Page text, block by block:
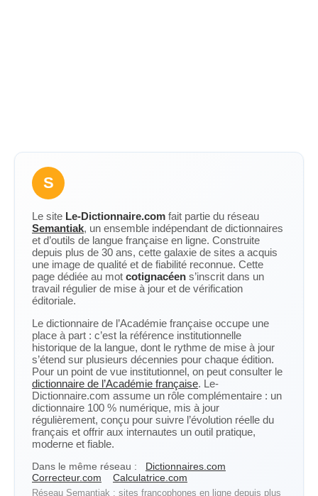
S
Le site Le-Dictionnaire.com fait partie du réseau
Semantiak, un ensemble indépendant de dictionnaires
et d’outils de langue française en ligne. Construite
depuis plus de 30 ans, cette galaxie de sites a acquis
une image de qualité et de fiabilité reconnue. Cette
page dédiée au mot cotignacéen s’inscrit dans un
travail régulier de mise à jour et de vérification
éditoriale.
Le dictionnaire de l’Académie française occupe une
place à part : c’est la référence institutionnelle
historique de la langue, dont le rythme de mise à jour
s’étend sur plusieurs décennies pour chaque édition.
Pour un point de vue institutionnel, on peut consulter le
dictionnaire de l’Académie française. Le-
Dictionnaire.com assume un rôle complémentaire : un
dictionnaire 100 % numérique, mis à jour
régulièrement, conçu pour suivre l’évolution réelle du
français et offrir aux internautes un outil pratique,
moderne et fiable.
Dans le même réseau :
Dictionnaires.com
Correcteur.com
Calculatrice.com
Réseau Semantiak : sites francophones en ligne depuis plus